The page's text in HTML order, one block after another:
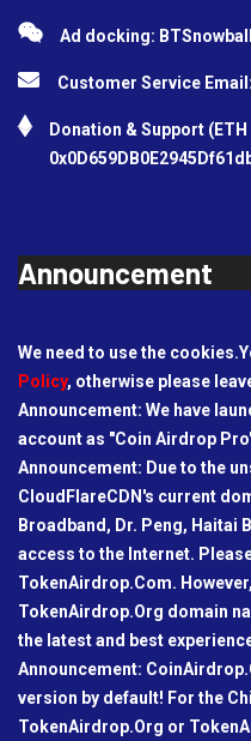
Ad docking:
Customer Service Email:
Donation & Support
Announcement
We need to use the
Policy, otherwise please
Announcement: We have
account as "Coin Airdrop
Announcement: Due to the
CloudFlareCDN's current
Broadband, Dr. Peng, Haitai
access to the Internet.
TokenAirdrop.Com.
TokenAirdrop.Org domain
the latest and best
Announcement:
version by default! For the
TokenAirdrop.Org or